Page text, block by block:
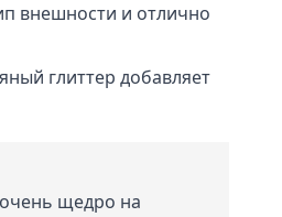
внешности и отлично
глиттер добавляет
щедро на